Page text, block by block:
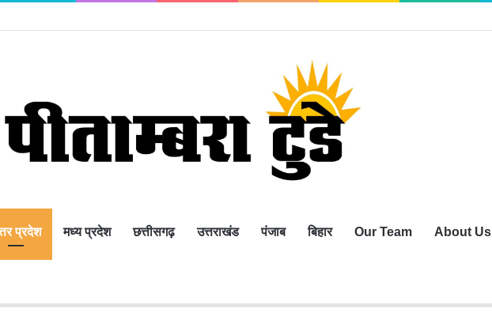
प्रदेश मध्य प्रदेश छत्तीसगढ़ उत्तराखंड पंजाब बिहार Our Team About Us